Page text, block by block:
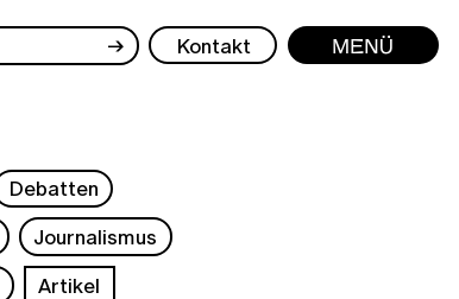
→ Kontakt Menü
Debatten
Journalismus
Artikel